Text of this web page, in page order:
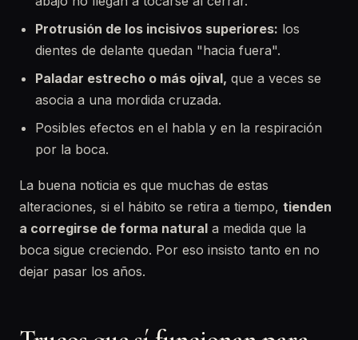
Protrusión de los incisivos superiores: los
dientes de delante quedan "hacia fuera".
Paladar estrecho o más ojival, que a veces se
asocia a una mordida cruzada.
Posibles efectos en el habla y en la respiración
por la boca.
La buena noticia es que muchas de estas
alteraciones, si el hábito se retira a tiempo, tienden
a corregirse de forma natural a medida que la
boca sigue creciendo. Por eso insisto tanto en no
dejar pasar los años.